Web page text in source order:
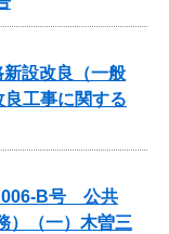
設改良（一般
工事に関する
B号 公共
）（一）木曽三